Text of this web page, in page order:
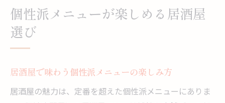
予約の取りやすい居酒屋を見極めるポイン
ト
個性派メニューが楽しめる居酒屋
選び
居酒屋で味わう個性派メニューの楽しみ方
居酒屋の魅力は、定番を超えた個性派メニューにありま